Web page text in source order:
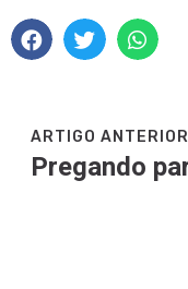
ARTIGO ANTERIOR